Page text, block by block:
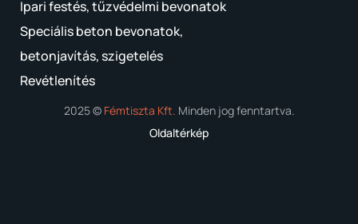
Ipari festés, tűzvédelmi bevonatok
Speciális beton bevonatok,
betonjavítás, szigetelés
Revétlenítés
2025 © Fémtiszta Kft. Minden jog fenntartva.
Oldaltérkép